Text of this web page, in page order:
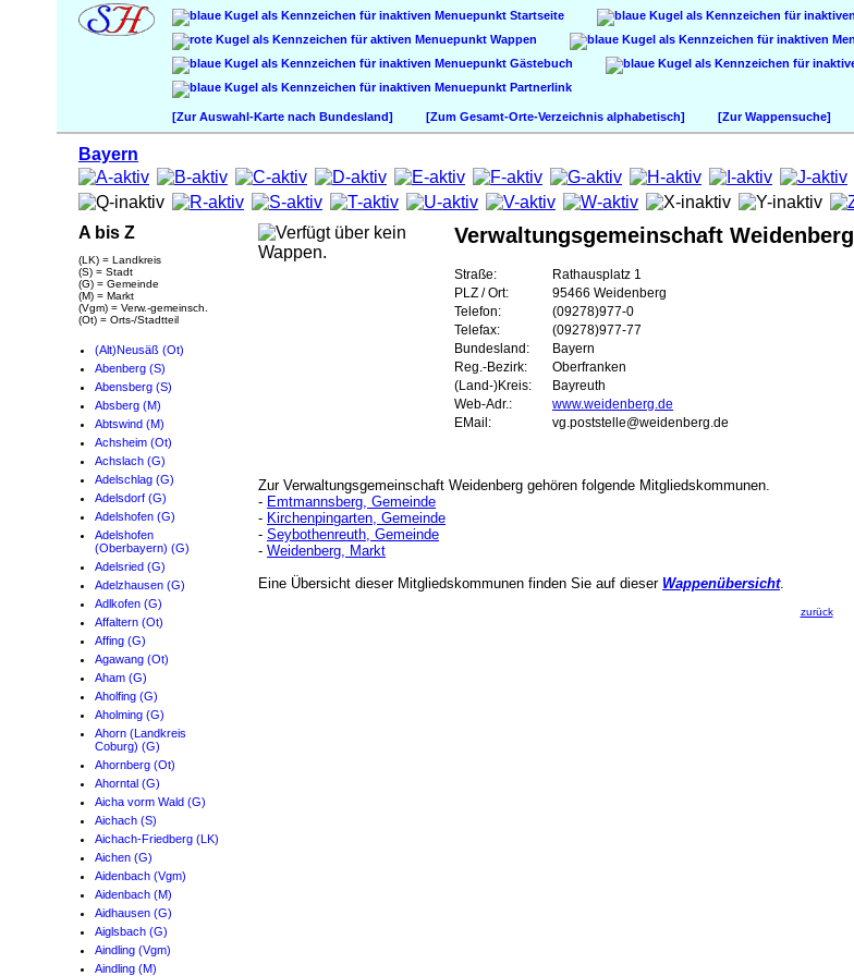
Startseite
Wappen
Gästebuch
Partnerlink
[Zur Auswahl-Karte nach Bundesland] [Zum Gesamt-Orte-Verzeichnis alphabetisch] [Zur Wappensuche]
Bayern
A bis Z
(LK) = Landkreis
(S) = Stadt
(G) = Gemeinde
(M) = Markt
(Vgm) = Verw.-gemeinsch.
(Ot) = Orts-/Stadtteil
(Alt)Neusäß (Ot)
Abenberg (S)
Abensberg (S)
Absberg (M)
Abtswind (M)
Achsheim (Ot)
Achslach (G)
Adelschlag (G)
Adelsdorf (G)
Adelshofen (G)
Adelshofen
(Oberbayern) (G)
Adelsried (G)
Adelzhausen (G)
Adlkofen (G)
Affaltern (Ot)
Affing (G)
Agawang (Ot)
Aham (G)
Aholfing (G)
Aholming (G)
Ahorn (Landkreis
Coburg) (G)
Ahornberg (Ot)
Ahorntal (G)
Aicha vorm Wald (G)
Aichach (S)
Aichach-Friedberg (LK)
Aichen (G)
Aidenbach (Vgm)
Aidenbach (M)
Aidhausen (G)
Aiglsbach (G)
Aindling (Vgm)
Aindling (M)
Verwaltungsgemeinschaft Weidenberg
Straße:
Rathausplatz 1
PLZ / Ort:
95466 Weidenberg
Telefon:
(09278)977-0
Telefax:
(09278)977-77
Bundesland:
Bayern
Reg.-Bezirk:
Oberfranken
(Land-)Kreis:
Bayreuth
Web-Adr.:
www.weidenberg.de
EMail:
vg.poststelle@weidenberg.de
Zur Verwaltungsgemeinschaft Weidenberg gehören folgende Mitgliedskommunen.
- Emtmannsberg, Gemeinde
- Kirchenpingarten, Gemeinde
- Seybothenreuth, Gemeinde
- Weidenberg, Markt
Eine Übersicht dieser Mitgliedskommunen finden Sie auf dieser Wappenübersicht.
zurück